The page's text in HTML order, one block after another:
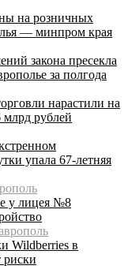
на розничных
— минпром края
закона пресекла
за полгода
нарастили на
млрд рублей
упала 67-летняя
у лицея №8
Wildberries в
риски